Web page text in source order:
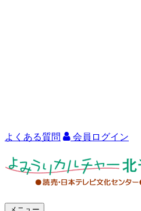
よくある質問 会員ログイン